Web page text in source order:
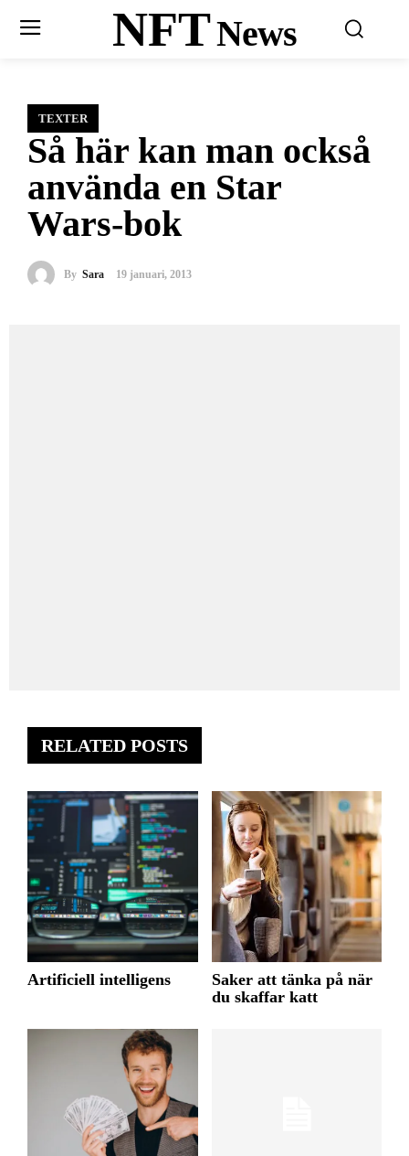
NFTNews
TEXTER
Så här kan man också
använda en Star
Wars-bok
By Sara 19 januari, 2013
RELATED POSTS
Artificiell intelligens
Saker att tänka på när
du skaffar katt